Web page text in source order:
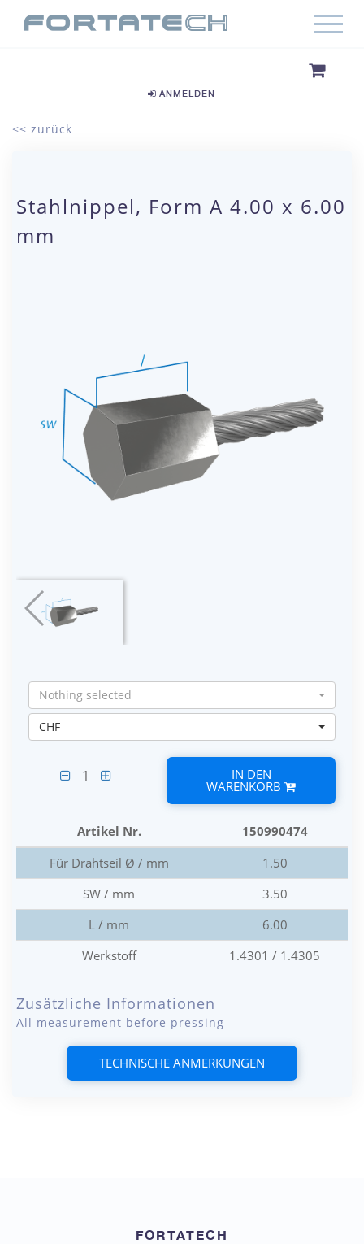
ANMELDEN
<< zurück
Stahlnippel, Form A 4.00 x 6.00
mm
Nothing selected
CHF
1 IN DEN
WARENKORB
Artikel Nr.
150990474
Für Drahtseil Ø / mm
1.50
SW / mm
3.50
L / mm
6.00
Werkstoff
1.4301 / 1.4305
Zusätzliche Informationen
All measurement before pressing
TECHNISCHE ANMERKUNGEN
FORTATECH